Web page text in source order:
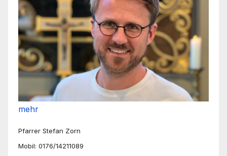
mehr
Pfarrer Stefan Zorn
Mobil: 0176/14211089